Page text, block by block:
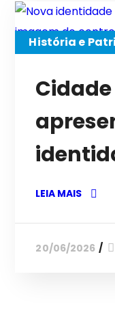
História e
LEIA MAIS
20/06/2026